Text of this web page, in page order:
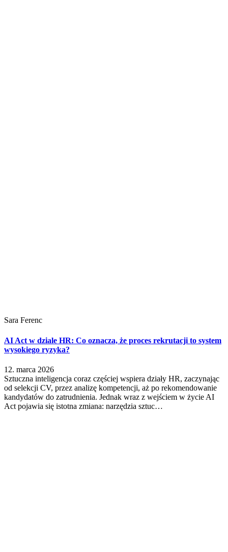
Sara Ferenc
AI Act w dziale HR: Co oznacza, że proces rekrutacji to system
wysokiego ryzyka?
12. marca 2026
Sztuczna inteligencja coraz częściej wspiera działy HR, zaczynając
od selekcji CV, przez analizę kompetencji, aż po rekomendowanie
kandydatów do zatrudnienia. Jednak wraz z wejściem w życie AI
Act pojawia się istotna zmiana: narzędzia sztuc…